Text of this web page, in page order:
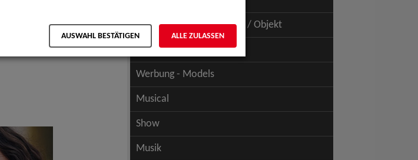
Schauspiel - Figur / Puppe / Objekt
Werbung - Talents
Werbung - Models
Musical
Show
Musik
AUSWAHL BESTÄTIGEN ALLE ZULASSEN